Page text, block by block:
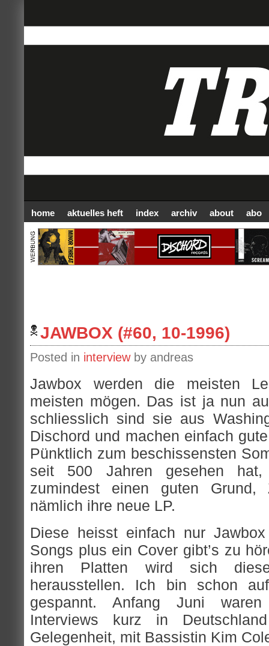
home aktuelles heft index archiv about abo
JAWBOX (#60, 10-1996)
Posted in interviewby andreas
Jawbox werden die meisten
meisten mögen. Das ist ja nun
schliesslich sind sie aus
Dischord und machen einfach
Pünktlich zum beschissensten
seit 500 Jahren gesehen
zumindest einen guten Grund,
nämlich ihre neue LP.
Diese heisst einfach nur
Songs plus ein Cover gibt’s zu
ihren Platten wird sich
herausstellen. Ich bin schon
gespannt. Anfang Juni
Interviews kurz in
Gelegenheit, mit Bassistin Kim